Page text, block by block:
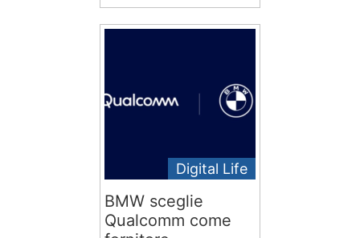
Digital Life
BMW sceglie
Qualcomm come